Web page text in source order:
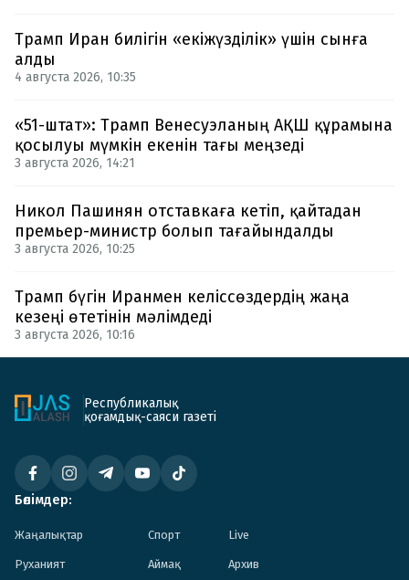
Трамп Иран билігін «екіжүзділік» үшін сынға
алды
4 августа 2026, 10:35
«51-штат»: Трамп Венесуэланың АҚШ құрамына
қосылуы мүмкін екенін тағы меңзеді
3 августа 2026, 14:21
Никол Пашинян отставкаға кетіп, қайтадан
премьер-министр болып тағайындалды
3 августа 2026, 10:25
Трамп бүгін Иранмен келіссөздердің жаңа
кезеңі өтетінін мәлімдеді
3 августа 2026, 10:16
Республикалық
қоғамдық-саяси газеті
Бөлімдер:
Жаңалықтар Спорт Live
Руханият Аймақ Архив